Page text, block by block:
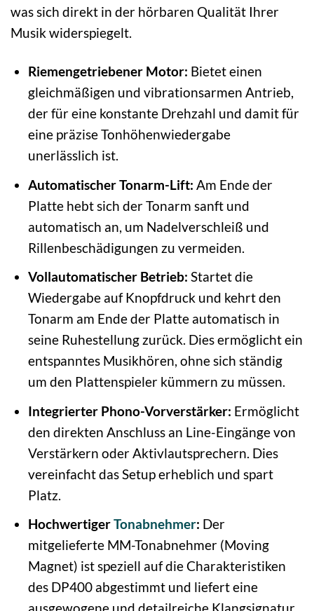
was sich direkt in der hörbaren Qualität Ihrer
Musik widerspiegelt.
Riemengetriebener Motor: Bietet einen
gleichmäßigen und vibrationsarmen Antrieb,
der für eine konstante Drehzahl und damit für
eine präzise Tonhöhenwiedergabe
unerlässlich ist.
Automatischer Tonarm-Lift: Am Ende der
Platte hebt sich der Tonarm sanft und
automatisch an, um Nadelverschleiß und
Rillenbeschädigungen zu vermeiden.
Vollautomatischer Betrieb: Startet die
Wiedergabe auf Knopfdruck und kehrt den
Tonarm am Ende der Platte automatisch in
seine Ruhestellung zurück. Dies ermöglicht ein
entspanntes Musikhören, ohne sich ständig
um den Plattenspieler kümmern zu müssen.
Integrierter Phono-Vorverstärker: Ermöglicht
den direkten Anschluss an Line-Eingänge von
Verstärkern oder Aktivlautsprechern. Dies
vereinfacht das Setup erheblich und spart
Platz.
HochwertigerTonabnehmer: Der
mitgelieferte MM-Tonabnehmer (Moving
Magnet) ist speziell auf die Charakteristiken
des DP400 abgestimmt und liefert eine